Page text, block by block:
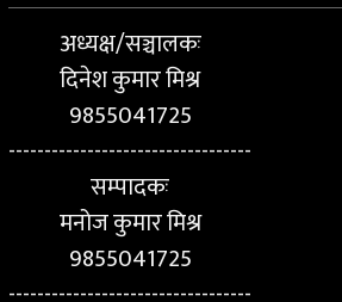
अध्यक्ष/सञ्चालकः
दिनेश कुमार मिश्र
9855041725
----------------------------------
सम्पादकः
मनोज कुमार मिश्र
9855041725